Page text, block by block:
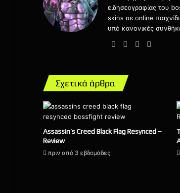
ειδησεογραφίας του
skins σε online
υπό κανονικές
WebsiteFacebook
X
Σχετικά άρθρα
Assassin’s Creed Black Flag Resynced –
Review
πριν από 3 εβδομάδες